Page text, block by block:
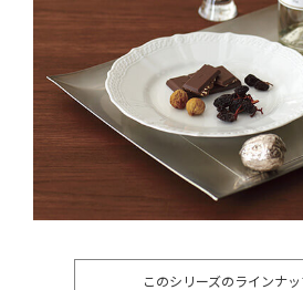
このシリーズのラインナ